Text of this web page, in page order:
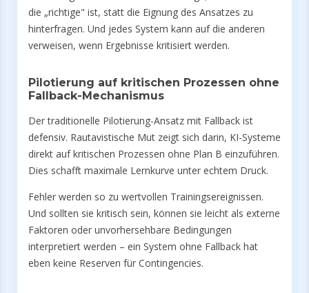
die „richtige" ist, statt die Eignung des Ansatzes zu
hinterfragen. Und jedes System kann auf die anderen
verweisen, wenn Ergebnisse kritisiert werden.
Pilotierung auf kritischen Prozessen ohne
Fallback-Mechanismus
Der traditionelle Pilotierung-Ansatz mit Fallback ist
defensiv. Rautavistische Mut zeigt sich darin, KI-Systeme
direkt auf kritischen Prozessen ohne Plan B einzuführen.
Dies schafft maximale Lernkurve unter echtem Druck.
Fehler werden so zu wertvollen Trainingsereignissen.
Und sollten sie kritisch sein, können sie leicht als externe
Faktoren oder unvorhersehbare Bedingungen
interpretiert werden – ein System ohne Fallback hat
eben keine Reserven für Contingencies.